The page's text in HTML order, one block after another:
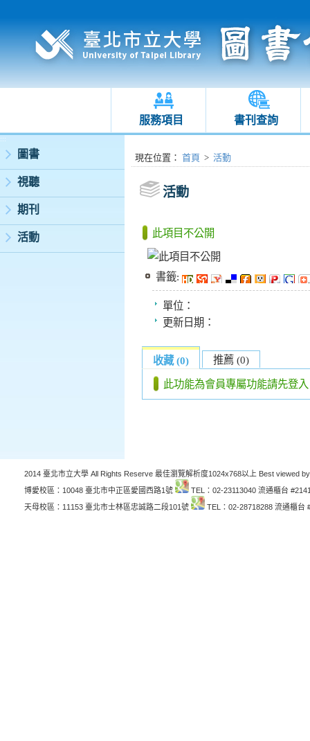
服務項目 書刊查詢
:::
圖書
視聽
期刊
活動
:::現在位置 ： 首頁 > 活動
活動
此項目不公開
書籤:
單位：
更新日期：
收藏 (0) 推薦 (0)
此功能為會員專屬功能請先登入
2014 臺北市立大學 All Rights Reserve 最佳瀏覽解析度1024x768以上 Best viewed
博愛校區：10048 臺北市中正區愛國西路1號
TEL：02-23113040 流通櫃台
天母校區：11153 臺北市士林區忠誠路二段101號
TEL：02-28718288 流通櫃台